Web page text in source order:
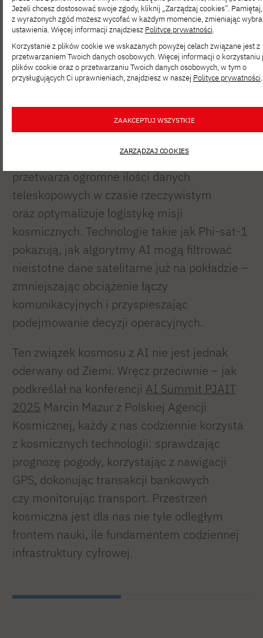
phi-sat-1 –
https://www.esa.int/ESA_Multimedia/Missions/
sat/(result_type)/images
zarządzania konstelacjami satelitarnymi,
przetwarza ogromne ilości danych
teleskopowych w czasie rzeczywistym
oraz optymalizuje logistykę misji
kosmicznych. Technologie takie jak Phi-sat-1
pokazują, jak algorytmy AI mogą filtrować
nieistotne dane satelitarne już na pokładzie –
zmniejszając obciążenie łączy
komunikacyjnych i przyspieszając
podejmowanie decyzji operacyjnych.
Ten związek kosmosu z AI nie jest jednak
oderwany od Ziemi. Wręcz przeciwnie – jak
podkreślał na konferencji AI Summit PJAIT
2025 Marcin Mazur z Polskiej Agencji
Kosmicznej, każdy z nas codziennie korzysta
z kosmicznych technologii: sprawdzając
prognozę pogody, korzystając z nawigacji
GPS, dokonując transakcji bankowych
czy monitorując transport. Przestrzeń
kosmiczna jest dla nas nie tyle odległym
frontem nauki, ile fundamentem codziennej
infrastruktury cyfrowej.
Jeżeli chcesz dostosować swoje zgody, kliknij „Zarządzaj cookies”.
z wyrażonych zgód możesz wycofać w każdym momencie, zmieniając
ustawienia. Więcej informacji znajdziesz Polityce prywatności.
Korzystanie z plików cookie we wskazanych powyżej celach związane jest z
przetwarzaniem Twoich danych osobowych. Więcej informacji o korzystaniu
plików cookie oraz o przetwarzaniu Twoich danych osobowych, w tym o
przysługujących Ci uprawnieniach, znajdziesz w naszej Polityce prywatności.
ZAAKCEPTUJ WSZYSTKIE
ZARZĄDZAJ COOKIES